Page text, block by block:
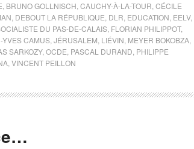
BRUNO GOLLNISCH CAUCHY-À-LA-TOUR CÉCILE
DEBOUT LA RÉPUBLIQUE DLR EDUCATION EELV,
DU PAS-DE-CALAIS FLORIAN PHILIPPOT,
YVES CAMUS JÉRUSALEM LIÉVIN MEYER BOKOBZA
SARKOZY, OCDE PASCAL DURAND PHILIPPE
VINCENT PEILLON